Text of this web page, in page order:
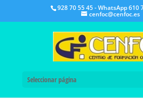
928 70 55 45 - WhatsApp 610
cenfoc@cenfoc.es
Seleccionar página